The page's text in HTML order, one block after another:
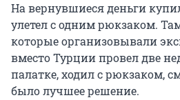
На вернувшиеся деньги
улетел с одним рюкзаком.
которые организовывали
вместо Турции провел две
палатке, ходил с рюкзаком,
было лучшее решение.